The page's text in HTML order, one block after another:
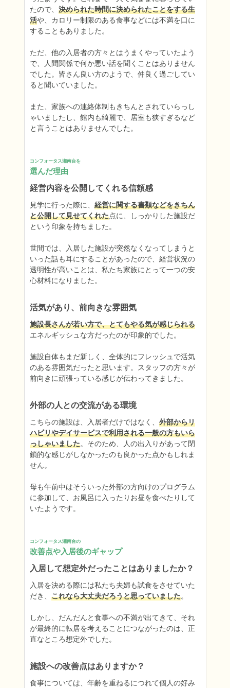
たので、 決められた時間に決められたことをする生
活や、カロリー制限のある食事などには不満を口に
することもありました。
ただ、他の入居者の方々とはうまくやっていたよう
で、人間関係で何か悪い話を聞くことはありません
でした。皆さん良い方のようで、仲良く過ごしてい
ると聞いていました。
また、家族への連絡体制もきちんとされていらっし
ゃいましたし、館内も綺麗で、居室も狭すぎるなど
と言うことはありませんでした。
コンフォータス湘南台を
選んだ理由
経営内容を公開してくれる信頼感
見学に行った際に、 経営に関する書類などをきちん
と公開して見せてくれた点に、しっかりした施設だ
という印象を持ちました。
世間では、入居した施設が突然なくなってしまうと
いった話も耳にすることがあったので、経営状況の
透明性が高いことは、私たち家族にとって一つの安
心材料になりました。
活気があり、前向きな雰囲気
施設長さんが若い方で、とてもやる気が感じられる
エネルギッシュな方だったのが印象的でした。
施設自体もまだ新しく、全体的にフレッシュで活気
のある雰囲気だったと思います。スタッフの方々が
前向きに頑張っている感じが伝わってきました。
外部の人との交流がある環境
こちらの施設は、入居者だけではなく、 外部からリ
ハビリやデイサービスで利用される一般の方もいら
っしゃいました。そのため、人の出入りがあって閉
鎖的な感じがしなかったのも良かった点かもしれま
せん。
母も午前中はそういった外部の方向けのプログラム
に参加して、お風呂に入ったりお昼を食べたりして
いたようです。
コンフォータス湘南台の
改善点や入居後のギャップ
入居して想定外だったことはありましたか？
入居を決める際には私たち夫婦も試食をさせていた
だき、 これなら大丈夫だろうと思っていました。
しかし、だんだんと食事への不満が出てきて、それ
が最終的に転居を考えることにつながったのは、正
直なところ想定外でした。
施設への改善点はありますか？
食事については、年齢を重ねるにつれて個人の好み